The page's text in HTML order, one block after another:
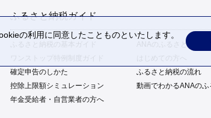
ふるさと納税ガイド
ふるさと納税の基本ガイド
ANAのふるさと納税
ワンストップ特例制度ガイド
確定申告のしかた
ふるさと納税の流れ
控除上限額シミュレーション
動画でわかるANAの
年金受給者・自営業者の方へ
の利用に同意したことものといたします。